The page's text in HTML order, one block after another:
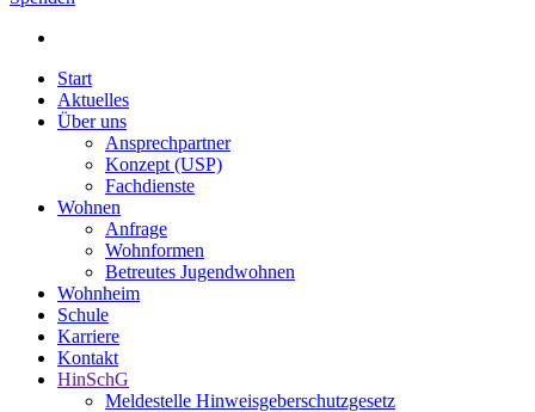
Start
Aktuelles
Über uns
Ansprechpartner
Konzept (USP)
Fachdienste
Wohnen
Anfrage
Wohnformen
Betreutes Jugendwohnen
Wohnheim
Schule
Karriere
Kontakt
HinSchG
Meldestelle Hinweisgeberschutzgesetz